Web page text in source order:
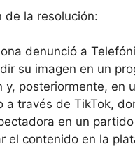
de la resolución:
denunció a
su imagen en un
y, posteriormente, en
a través de TikTok,
en un
el contenido en la